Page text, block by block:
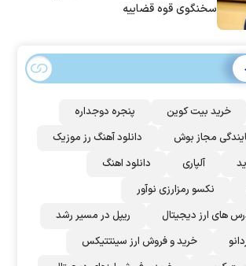
سخنگوی قوه قضاییه
خرید بیت کوین
پنجره دوجداره
مجاز بوش
دانلود آهنگ رز‌ موزیک
آلپاری
دانلود اهنگ
نکسو رمزارزی نوآور
های ارز دیجیتال
ریپل در مسیر رشد
خرید و فروش ارز سینتتیکس